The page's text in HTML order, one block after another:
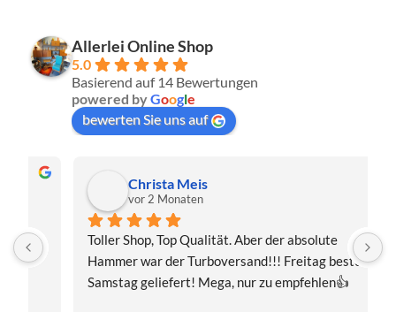
Allerlei Online Shop
5.0
Basierend auf 14 Bewertungen
powered byGoogle
bewerten Sie uns auf
Christa Meis
vor 2 Monaten
Toller Shop, Top Qualität. Aber der absolute
Hammer war der Turboversand!!! Freitag bestellt,
Samstag geliefert! Mega, nur zu empfehlen👍